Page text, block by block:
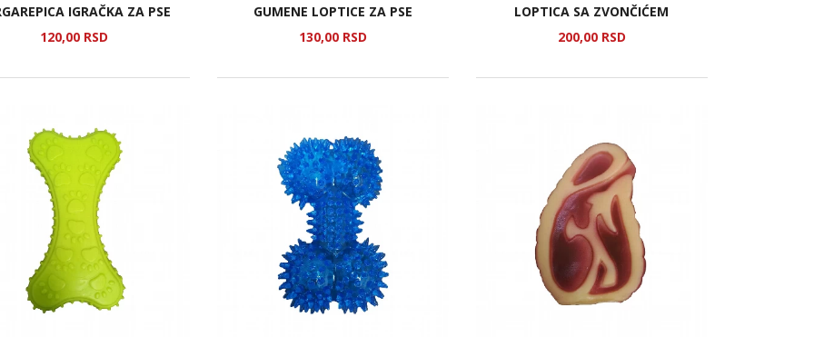
IGRAČKA ZA PSE
120,00 RSD
GUMENE LOPTICE ZA PSE
130,00 RSD
LOPTICA SA ZVONČIĆEM
200,00 RSD